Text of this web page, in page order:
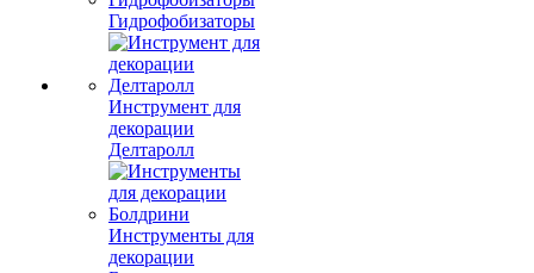
Гидрофобизаторы
Инструмент для
декорации
Делтаролл
Инструменты для
декорации